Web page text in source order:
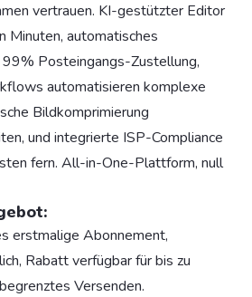
vertrauen. KI-gestützter Editor
Minuten, automatisches
Posteingangs-Zustellung,
automatisieren komplexe
Bildkomprimierung
und integrierte ISP-Compliance
fern. All-in-One-Plattform, null
erstmalige Abonnement,
Rabatt verfügbar für bis zu
Versenden.